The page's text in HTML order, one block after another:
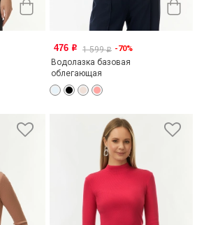
476 o 1 599o -70%
Водолазка базовая
облегающая